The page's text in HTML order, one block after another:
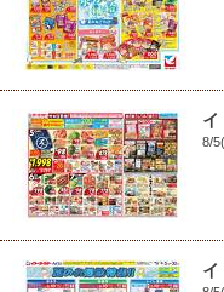
イ
8/
イ